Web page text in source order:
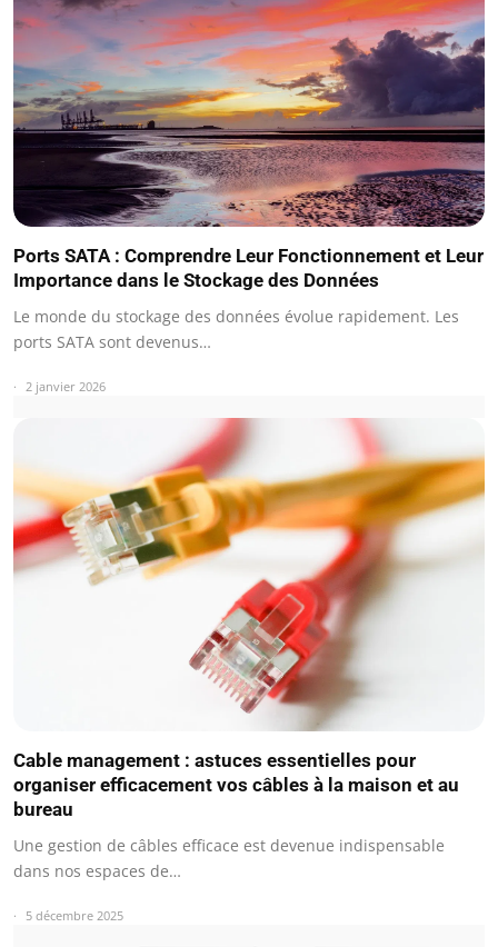
Ports SATA : Comprendre Leur Fonctionnement et Leur
Importance dans le Stockage des Données
Le monde du stockage des données évolue rapidement. Les
ports SATA sont devenus…
2 janvier 2026
Cable management : astuces essentielles pour
organiser efficacement vos câbles à la maison et au
bureau
Une gestion de câbles efficace est devenue indispensable
dans nos espaces de…
5 décembre 2025